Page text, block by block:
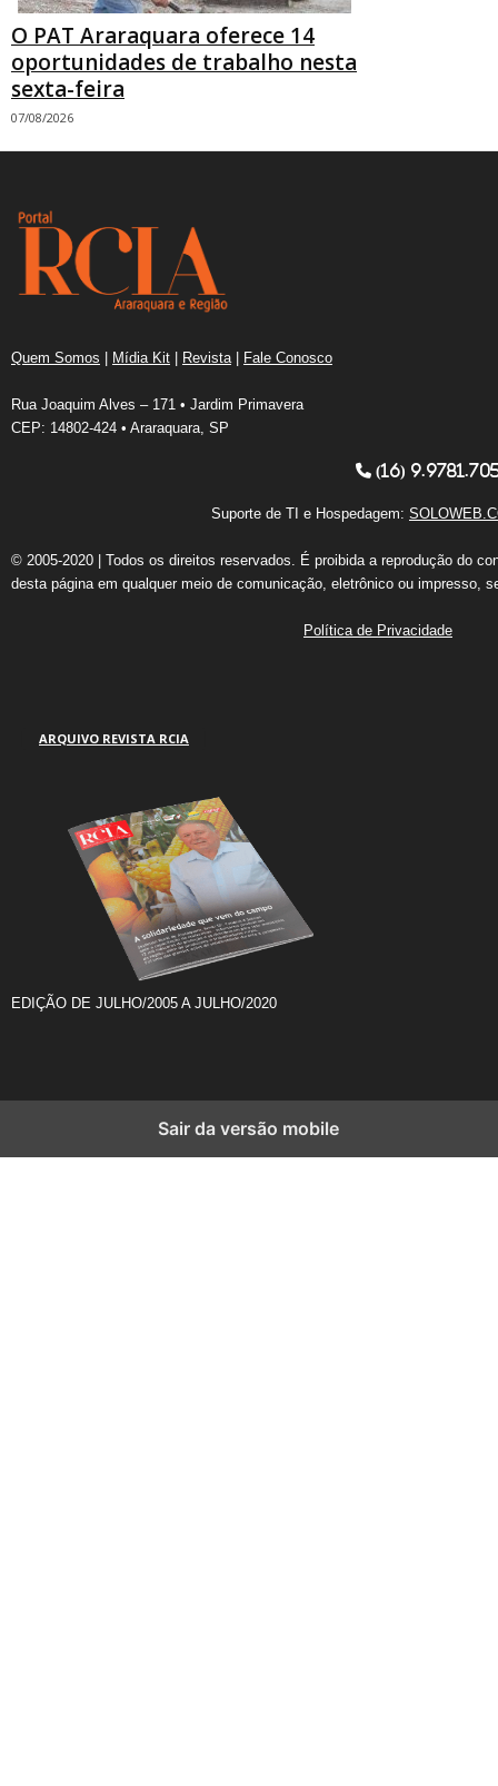
O PAT Araraquara oferece 14
oportunidades de trabalho nesta
sexta-feira
07/08/2026
Quem Somos | Mídia Kit | Revista | Fale Conosco
Rua Joaquim Alves – 171 • Jardim Primavera
CEP: 14802-424 • Araraquara, SP
(16)
Suporte de TI e Hospedagem:
© 2005-2020 | Todos os direitos reservados. É proibida a reprodução do
desta página em qualquer meio de comunicação, eletrônico ou impresso,
Política de Privacidade
ARQUIVO REVISTA RCIA
EDIÇÃO DE JULHO/2005 A JULHO/2020
Sair da versão mobile